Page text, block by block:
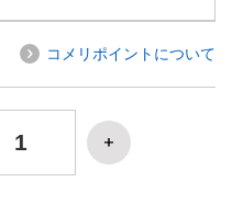
コメリポイントについて